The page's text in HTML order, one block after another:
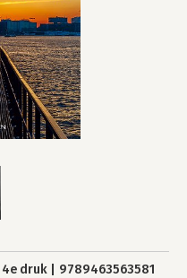
4e druk 9789463563581